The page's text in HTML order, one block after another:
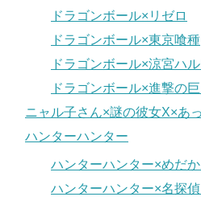
ドラゴンボール×リゼロ
ドラゴンボール×東京喰種
ドラゴンボール×涼宮ハル
ドラゴンボール×進撃の巨
ニャル子さん×謎の彼女X×あ
ハンターハンター
ハンターハンター×めだ
ハンターハンター×名探